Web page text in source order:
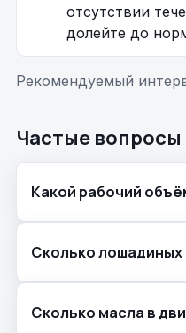
отсутствии
долейте до
Рекомендуемый
Частые вопросы
Какой рабочий
Сколько лошадиных
Сколько масла в